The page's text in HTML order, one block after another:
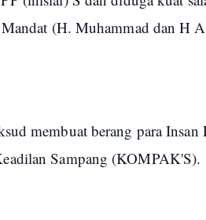
Mandat (H. Muhammad dan H
membuat berang para Insan
Sampang (KOMPAK'S).